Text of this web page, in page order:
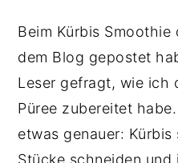
Beim Kürbis
dem Blog gepostet
Leser gefragt, wie ich
Püree zubereitet
etwas genauer:
Stücke schneiden und